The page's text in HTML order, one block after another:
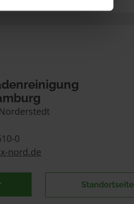
0
nord.de
Standortseite